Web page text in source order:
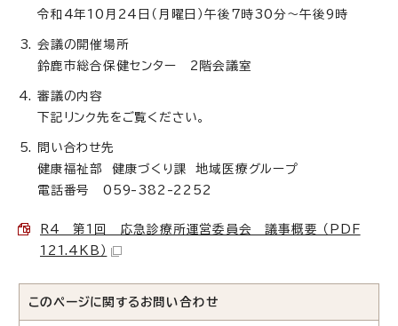
令和4年10月24日（月曜日）午後7時30分～午後9時
会議の開催場所
鈴鹿市総合保健センター 2階会議室
審議の内容
下記リンク先をご覧ください。
問い合わせ先
健康福祉部 健康づくり課 地域医療グループ
電話番号 059-382-2252
R4 第1回 応急診療所運営委員会 議事概要 （PDF
121.4KB）
このページに関する お問い合わせ